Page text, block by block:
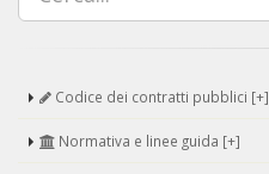
Codice dei contratti pubblici [+]
Normativa e linee guida [+]